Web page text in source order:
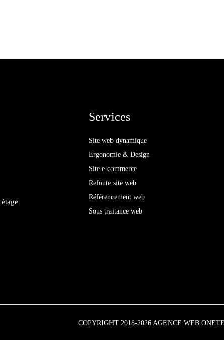
étage
Services
Site web dynamique
Ergonomie & Design
Site e-commerce
Refonte site web
Référencement web
Sous traitance web
COPYRIGHT 2018-2026 AGENCE WEB